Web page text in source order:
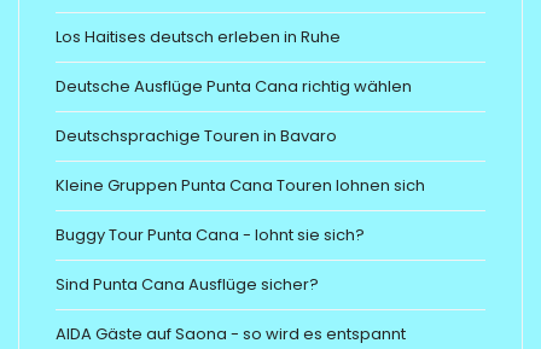
Los Haitises deutsch erleben in Ruhe
Deutsche Ausflüge Punta Cana richtig wählen
Deutschsprachige Touren in Bavaro
Kleine Gruppen Punta Cana Touren lohnen sich
Buggy Tour Punta Cana - lohnt sie sich?
Sind Punta Cana Ausflüge sicher?
AIDA Gäste auf Saona - so wird es entspannt